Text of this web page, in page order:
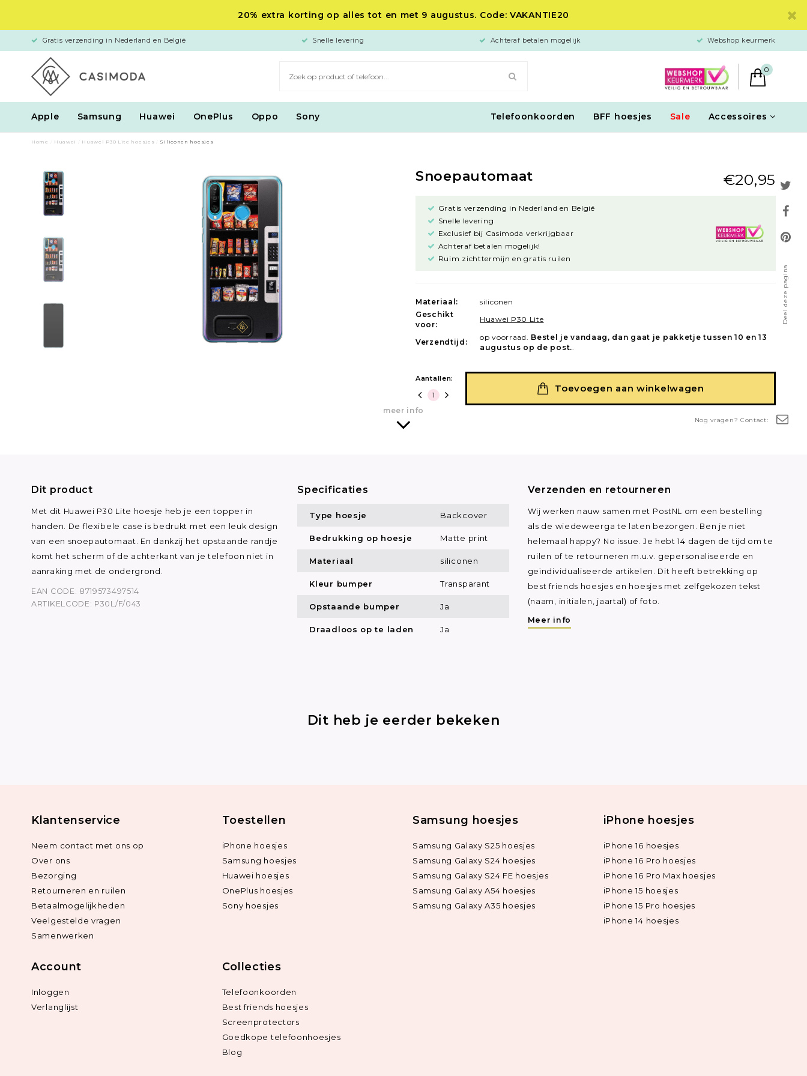
20% extra korting op alles tot en met 9 augustus. Code: VAKANTIE20
Gratis verzending in Nederland en België Snelle levering Achteraf betalen mogelijk Webshop keurmerk
0
Apple Samsung Huawei OnePlus Oppo Sony Telefoonkoorden BFF hoesjes Sale Accessoires
Deel deze pagina
Nog vragen? Contact:
Home Huawei Huawei P30 Lite hoesjes Siliconen hoesjes
Snoepautomaat €20,95
Gratis verzending in Nederland en België
Snelle levering
Exclusief bij Casimoda verkrijgbaar
Achteraf betalen mogelijk!
Ruim zichttermijn en gratis ruilen
Materiaal:
siliconen
Geschikt
voor:
Huawei P30 Lite
Verzendtijd:
op voorraad. Bestel je vandaag, dan gaat je pakketje tussen 10 en 13
augustus op de post.
Aantallen:
Toevoegen aan winkelwagen
meer info
Dit product
Met dit Huawei P30 Lite hoesje heb je een topper in
handen. De flexibele case is bedrukt met een leuk design
van een snoepautomaat. En dankzij het opstaande randje
komt het scherm of de achterkant van je telefoon niet in
aanraking met de ondergrond.
EAN CODE: 8719573497514
ARTIKELCODE: P30L/F/043
Specificaties
Type hoesje Backcover
Bedrukking op hoesje Matte print
Materiaal siliconen
Kleur bumper Transparant
Opstaande bumper Ja
Draadloos op te laden Ja
Verzenden en retourneren
Wij werken nauw samen met PostNL om een bestelling
als de wiedeweerga te laten bezorgen. Ben je niet
helemaal happy? No issue. Je hebt 14 dagen de tijd om te
ruilen of te retourneren m.u.v. gepersonaliseerde en
geïndividualiseerde artikelen. Dit heeft betrekking op
best friends hoesjes en hoesjes met zelfgekozen tekst
(naam, initialen, jaartal) of foto.
Meer info
Dit heb je eerder bekeken
Klantenservice
Neem contact met ons op
Over ons
Bezorging
Retourneren en ruilen
Betaalmogelijkheden
Veelgestelde vragen
Samenwerken
Toestellen
iPhone hoesjes
Samsung hoesjes
Huawei hoesjes
OnePlus hoesjes
Sony hoesjes
Samsung hoesjes
Samsung Galaxy S25 hoesjes
Samsung Galaxy S24 hoesjes
Samsung Galaxy S24 FE hoesjes
Samsung Galaxy A54 hoesjes
Samsung Galaxy A35 hoesjes
iPhone hoesjes
iPhone 16 hoesjes
iPhone 16 Pro hoesjes
iPhone 16 Pro Max hoesjes
iPhone 15 hoesjes
iPhone 15 Pro hoesjes
iPhone 14 hoesjes
Account
Inloggen
Verlanglijst
Collecties
Telefoonkoorden
Best friends hoesjes
Screenprotectors
Goedkope telefoonhoesjes
Blog